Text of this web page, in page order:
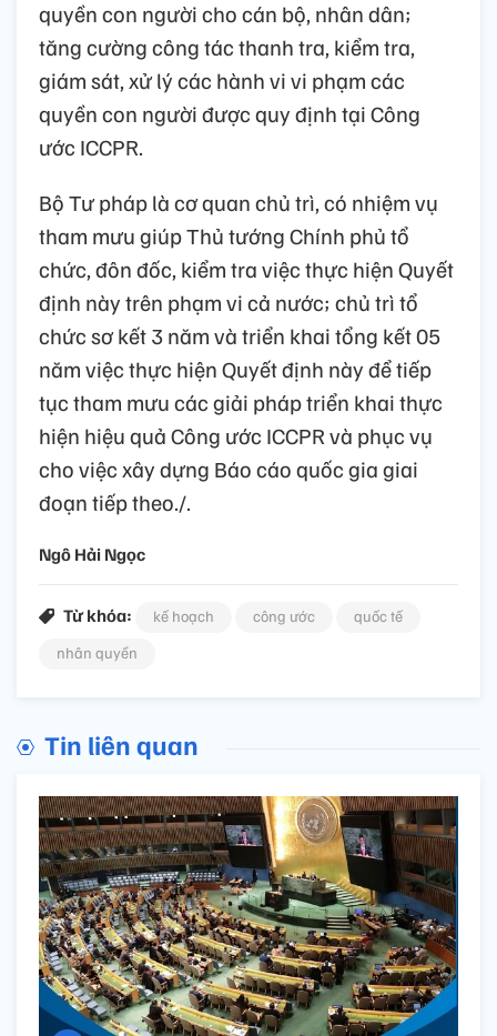
quyền con người cho cán bộ, nhân dân;
tăng cường công tác thanh tra, kiểm tra,
giám sát, xử lý các hành vi vi phạm các
quyền con người được quy định tại Công
ước ICCPR.
Bộ Tư pháp là cơ quan chủ trì, có nhiệm vụ
tham mưu giúp Thủ tướng Chính phủ tổ
chức, đôn đốc, kiểm tra việc thực hiện Quyết
định này trên phạm vi cả nước; chủ trì tổ
chức sơ kết 3 năm và triển khai tổng kết 05
năm việc thực hiện Quyết định này để tiếp
tục tham mưu các giải pháp triển khai thực
hiện hiệu quả Công ước ICCPR và phục vụ
cho việc xây dựng Báo cáo quốc gia giai
đoạn tiếp theo./.
Ngô Hải Ngọc
Từ khóa: kế hoạch công ước
quốc tế
nhân quyền
Tin liên quan